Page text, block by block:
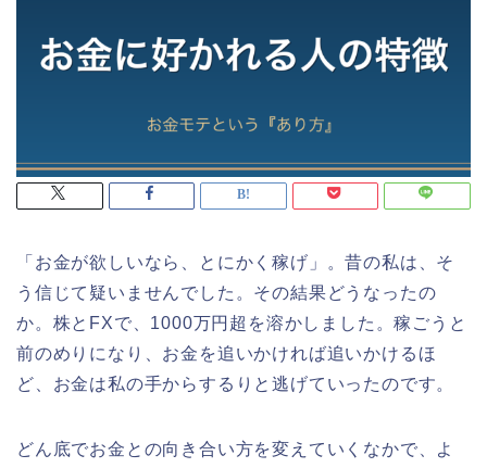
「お金が欲しいなら、とにかく稼げ」。昔の私は、そ
う信じて疑いませんでした。その結果どうなったの
か。株とFXで、1000万円超を溶かしました。稼ごうと
前のめりになり、お金を追いかければ追いかけるほ
ど、お金は私の手からするりと逃げていったのです。
どん底でお金との向き合い方を変えていくなかで、よ